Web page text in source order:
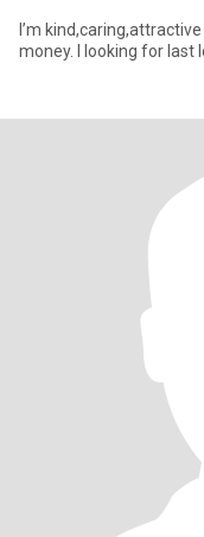
I’m
money. I looking for last